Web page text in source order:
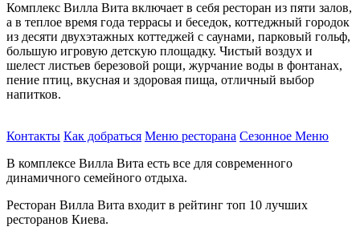
Комплекс Вилла Вита включает в себя ресторан из пяти залов,
а в теплое время года террасы и беседок, коттеджный городок
из десяти двухэтажных коттеджей с саунами, парковый гольф,
большую игровую детскую площадку. Чистый воздух и
шелест листьев березовой рощи, журчание воды в фонтанах,
пение птиц, вкусная и здоровая пища, отличный выбор
напитков.
Контакты Как добраться Меню ресторана Сезонное Меню
В комплексе Вилла Вита есть все для современного
динамичного семейного отдыха.
Ресторан Вилла Вита входит в рейтинг топ 10 лучших
ресторанов Киева.